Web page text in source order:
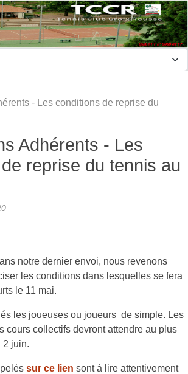
- Les conditions de reprise du
Adhérents - Les
reprise du tennis au
notre dernier envoi, nous revenons
les conditions dans lesquelles se fera
le 11 mai.
les joueuses ou joueurs de simple. Les
cours collectifs devront attendre au plus
2 juin.
sur ce lien sont à lire attentivement
des cookies